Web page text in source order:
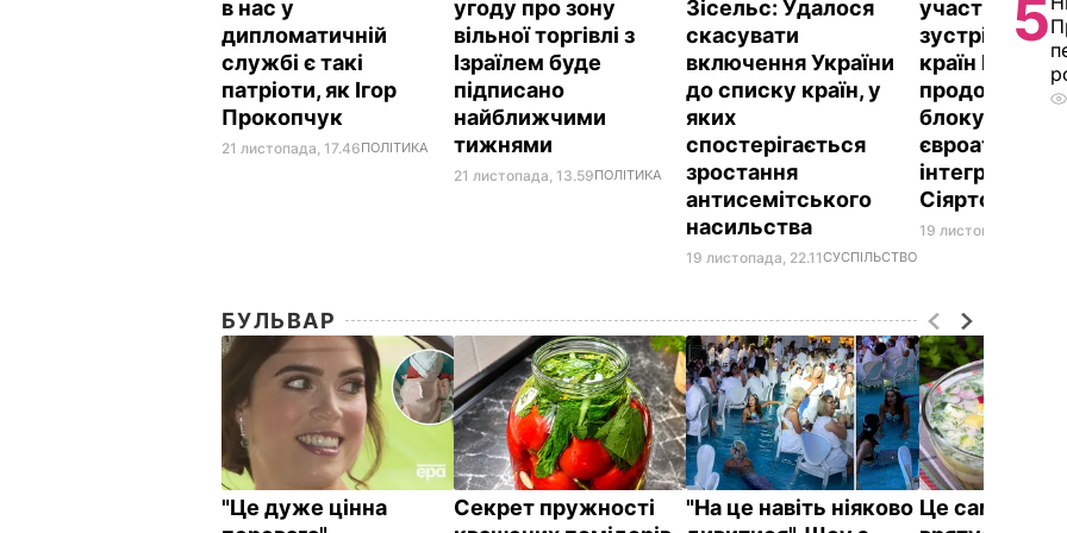
в нас у
дипломатичній
службі є такі
патріоти, як Ігор
Прокопчук
21 листопада, 17.46ПОЛІТИКА
угоду про зону
вільної торгівлі з
Ізраїлем буде
підписано
найближчими
тижнями
21 листопада, 13.59ПОЛІТИКА
Зісельс: Удалося
скасувати
включення України
до списку країн, у
яких
спостерігається
зростання
антисемітського
насильства
19 листопада, 22.11СУСПІЛЬСТВО
участі
зустрічі
країн НАТО,
блокувати
інтеграцію
Сіярто
19 листопада, 20.03
БУЛЬВАР
"Це дуже цінна
Секрет пружності
"На це навіть ніяково Це саме те,
5